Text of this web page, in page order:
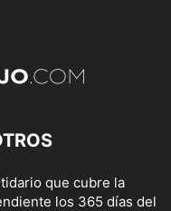
que cubre la
los 365 días del